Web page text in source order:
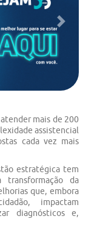
Next
mais de 200
assistencial
cada vez mais
estratégica tem
transformação da
que, embora
impactam
diagnósticos e,